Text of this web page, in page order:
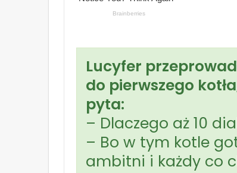
Lucyfer
do pierwszego
pyta:
– Dlaczego aż 10
– Bo w tym kotle
ambitni i każdy co